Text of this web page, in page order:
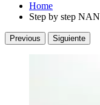
Home
Step by step NAN
Previous Siguiente